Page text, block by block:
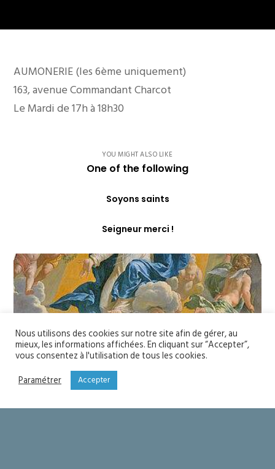
AUMONERIE (les 6ème uniquement)
163, avenue Commandant Charcot
Le Mardi de 17h à 18h30
YOU MIGHT ALSO LIKE
One of the following
Soyons saints
Seigneur merci !
Nous utilisons des cookies sur notre site afin de gérer, au
mieux, les informations affichées. En cliquant sur “Accepter”,
vous consentez à l'utilisation de tous les cookies.
Paramétrer
Accepter